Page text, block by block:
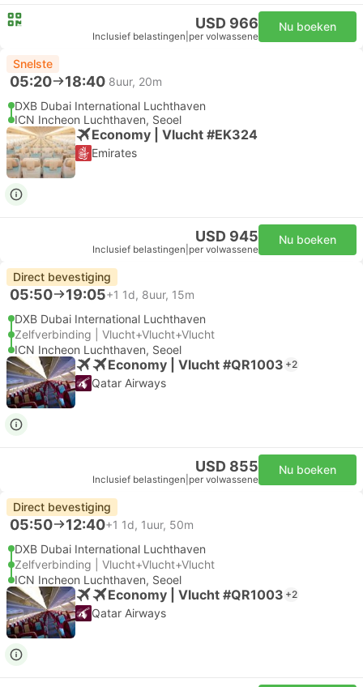
USD 966
Inclusief belastingen per volwassene
Nu boeken
Snelste
05:20 18:40 8uur, 20m
DXB Dubai International Luchthaven
ICN Incheon Luchthaven, Seoel
Economy | Vlucht #EK324
Emirates
USD 945
Inclusief belastingen per volwassene
Nu boeken
Direct bevestiging
05:50 19:05+1 1d, 8uur, 15m
DXB Dubai International Luchthaven
Zelfverbinding | Vlucht+Vlucht+Vlucht
ICN Incheon Luchthaven, Seoel
Economy | Vlucht #QR1003 +2
Qatar Airways
USD 855
Inclusief belastingen per volwassene
Nu boeken
Direct bevestiging
05:50 12:40+1 1d, 1uur, 50m
DXB Dubai International Luchthaven
Zelfverbinding | Vlucht+Vlucht+Vlucht
ICN Incheon Luchthaven, Seoel
Economy | Vlucht #QR1003 +2
Qatar Airways